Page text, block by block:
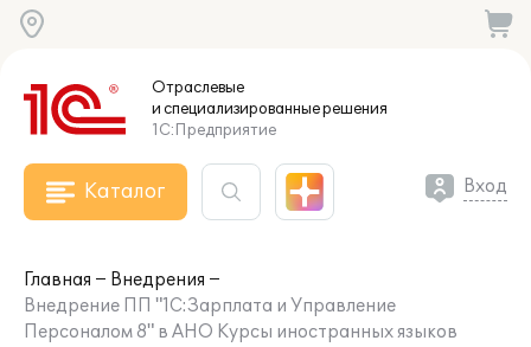
Отраслевые
и специализированныерешения
1С:Предприятие
Каталог Вход
Главная
Внедрения
Внедрение ПП "1С:Зарплата и Управление
Персоналом 8" в АНО Курсы иностранных языков